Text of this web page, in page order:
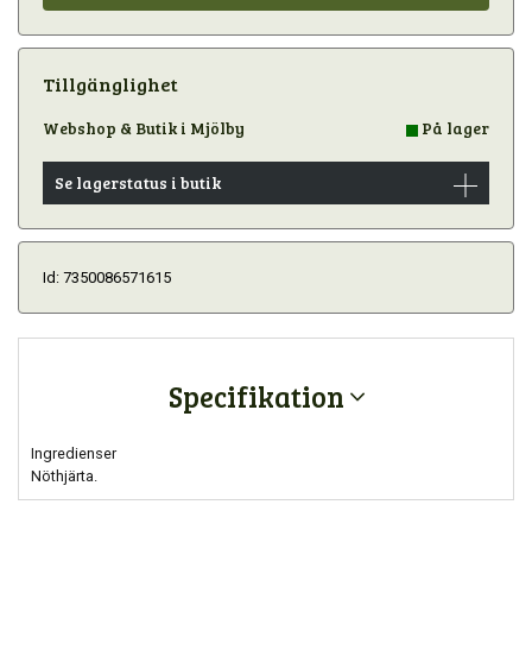
Tillgänglighet
Webshop & Butik i Mjölby På lager
Se lagerstatus i butik
Id: 7350086571615
Specifikation
Ingredienser
Nöthjärta.